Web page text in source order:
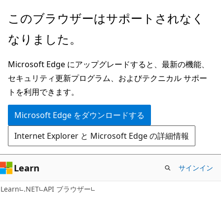
メ
ン
ン
テ
ン
ツ
に
ス
キ
ッ
プ
ペ
ジ
ナ
ビ
ゲ
ー
シ
ョ
ン
に
ス
キ
このブラウザーはサポートされなく
なりました。
Microsoft Edge にアップグレードすると、最新の機能、
セキュリティ更新プログラム、およびテクニカル サポー
トを利用できます。
Microsoft Edge をダウンロードする
Internet Explorer と Microsoft Edge の詳細情報
Learn サインイン
Learn .NET API ブラウザー